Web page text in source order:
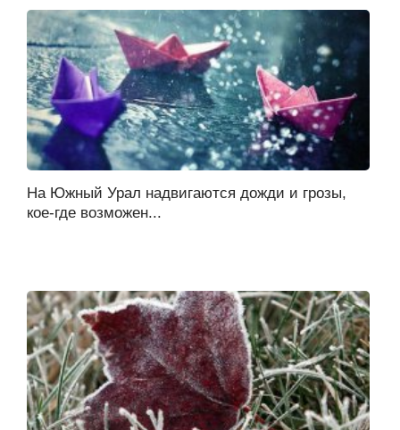
На Южный Урал надвигаются дожди и грозы,
кое-где возможен...